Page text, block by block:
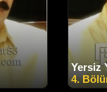
Yersiz
4.